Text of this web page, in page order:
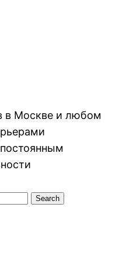
в Москве и любом
Search